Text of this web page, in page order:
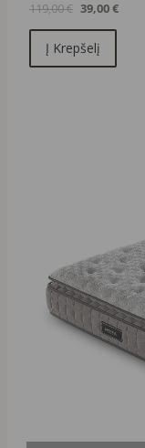
119,00€ 39,00€
Į Krepšelį